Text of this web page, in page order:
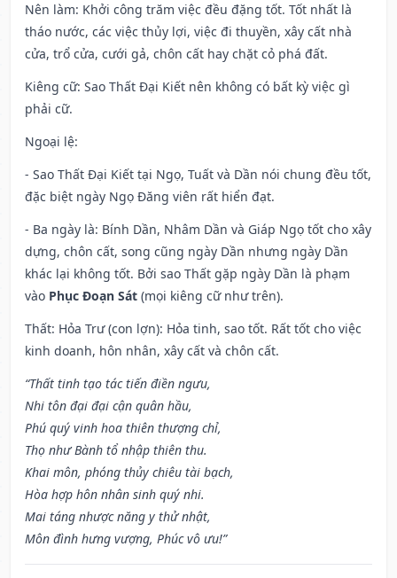
Nên làm: Khởi công trăm việc đều đặng tốt. Tốt nhất là
tháo nước, các việc thủy lợi, việc đi thuyền, xây cất nhà
cửa, trổ cửa, cưới gả, chôn cất hay chặt cỏ phá đất.
Kiêng cữ: Sao Thất Đại Kiết nên không có bất kỳ việc gì
phải cữ.
Ngoại lệ:
- Sao Thất Đại Kiết tại Ngọ, Tuất và Dần nói chung đều tốt,
đặc biệt ngày Ngọ Đăng viên rất hiển đạt.
- Ba ngày là: Bính Dần, Nhâm Dần và Giáp Ngọ tốt cho xây
dựng, chôn cất, song cũng ngày Dần nhưng ngày Dần
khác lại không tốt. Bởi sao Thất gặp ngày Dần là phạm
vào Phục Đoạn Sát (mọi kiêng cữ như trên).
Thất: Hỏa Trư (con lợn): Hỏa tinh, sao tốt. Rất tốt cho việc
kinh doanh, hôn nhân, xây cất và chôn cất.
“Thất tinh tạo tác tiến điền ngưu,
Nhi tôn đại đại cận quân hầu,
Phú quý vinh hoa thiên thượng chỉ,
Thọ như Bành tổ nhập thiên thu.
Khai môn, phóng thủy chiêu tài bạch,
Hòa hợp hôn nhân sinh quý nhi.
Mai táng nhược năng y thử nhật,
Môn đình hưng vượng, Phúc vô ưu!”